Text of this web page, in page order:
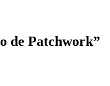
de Patchwork”